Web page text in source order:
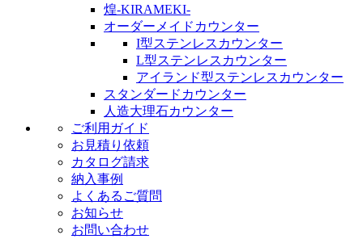
煌-KIRAMEKI-
オーダーメイドカウンター
I型ステンレスカウンター
L型ステンレスカウンター
アイランド型ステンレスカウンター
スタンダードカウンター
人造大理石カウンター
ご利用ガイド
お見積り依頼
カタログ請求
納入事例
よくあるご質問
お知らせ
お問い合わせ